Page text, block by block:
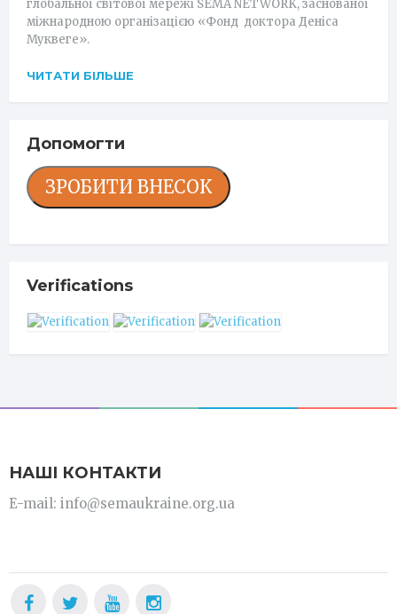
глобальної світової мережі SEMA NETWORK, заснованої
міжнародною організацією «Фонд доктора Деніса
Муквеге».
ЧИТАТИ БІЛЬШЕ
Допомогти
ЗРОБИТИ ВНЕСОК
Verifications
НАШІ КОНТАКТИ
E-mail: info@semaukraine.org.ua